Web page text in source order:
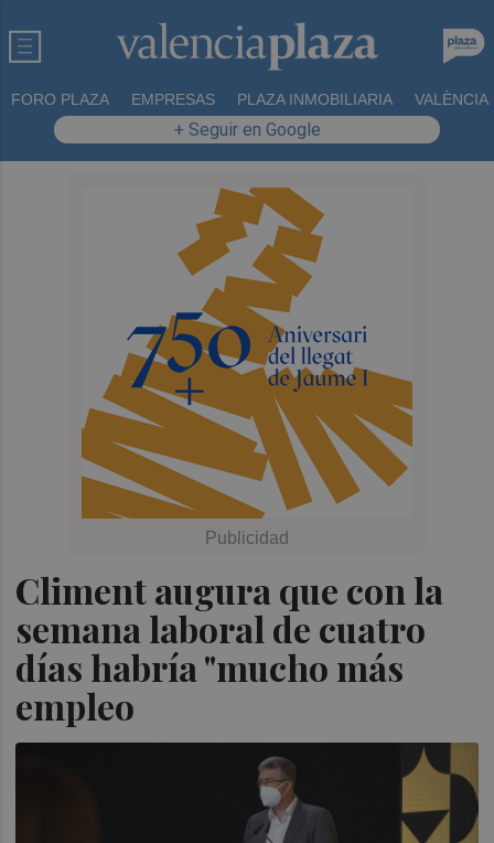
FORO PLAZA EMPRESAS PLAZA INMOBILIARIA VALÈNCIA
+ Seguir en Google
Climent augura que con la
semana laboral de cuatro
días habría "mucho más
empleo